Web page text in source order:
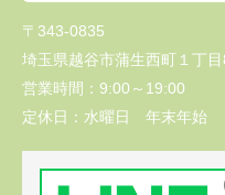
〒343-0835
埼玉県越谷市蒲生西町１丁
営業時間： 9:00～19:00
定休日： 水曜日 年末年始